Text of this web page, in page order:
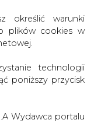
określić warunki
plików cookies w
technologii
poniższy przycisk
Wydawca portalu
rzeczywistym
Celem Rady
połączenia
praktyk studenckich,
do aktualnych
realizacji prac
przygotowani do
aktualna, a